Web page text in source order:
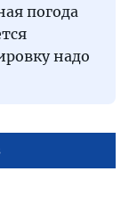
погода
надо